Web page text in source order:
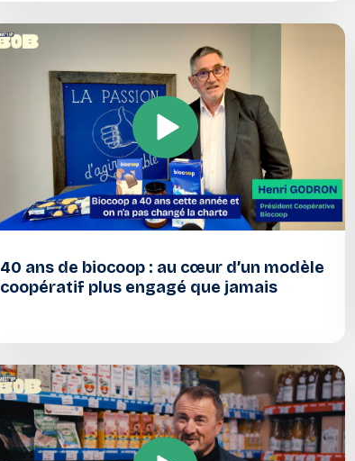
40 ans de biocoop : au cœur d’un modèle
coopératif plus engagé que jamais